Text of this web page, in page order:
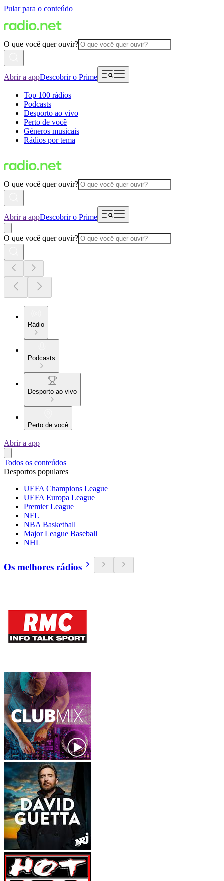
Pular para o conteúdo
O que você quer ouvir?
Abrir a appDescobrir o Prime
Top 100 rádios
Podcasts
Desporto ao vivo
Perto de você
Géneros musicais
Rádios por tema
O que você quer ouvir?
Abrir a appDescobrir o Prime
O que você quer ouvir?
Rádio
Podcasts
Desporto ao vivo
Perto de você
Abrir a app
Todos os conteúdos
Desportos populares
UEFA Champions League
UEFA Europa League
Premier League
NFL
NBA Basketball
Major League Baseball
NHL
Os melhores rádios